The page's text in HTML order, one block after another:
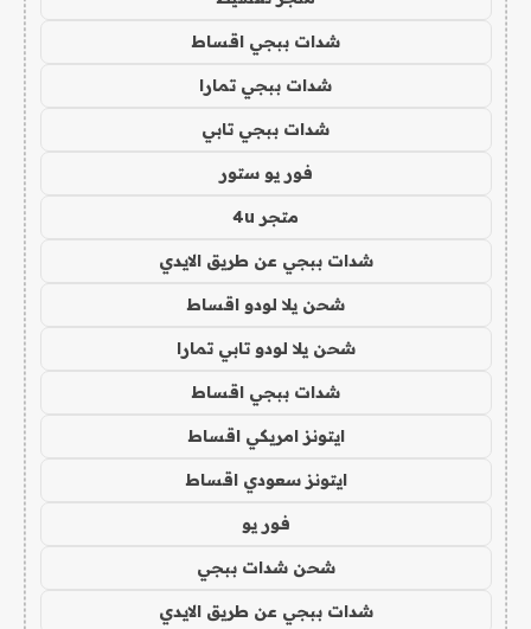
شدات ببجي اقساط
شدات ببجي تمارا
شدات ببجي تابي
فور يو ستور
متجر 4u
شدات ببجي عن طريق الايدي
شحن يلا لودو اقساط
شحن يلا لودو تابي تمارا
شدات ببجي اقساط
ايتونز امريكي اقساط
ايتونز سعودي اقساط
فور يو
شحن شدات ببجي
شدات ببجي عن طريق الايدي